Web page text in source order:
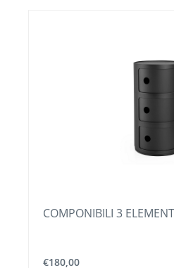
COMPONIBILI 3
€180,00